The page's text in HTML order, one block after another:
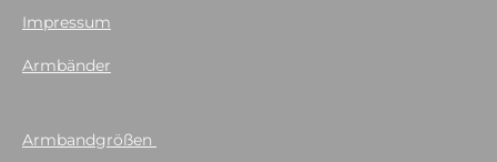
Impressum
Armbänder
Armbandgrößen